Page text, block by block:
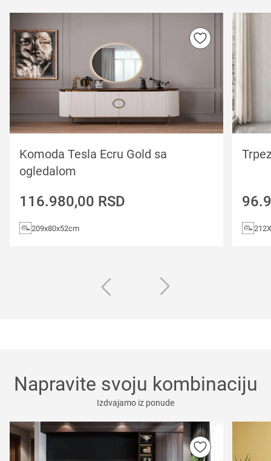
Komoda Tesla Ecru Gold sa
ogledalom
116.980,00 RSD
209x80x52cm
Napravite svoju kombinaciju
Izdvajamo iz ponude